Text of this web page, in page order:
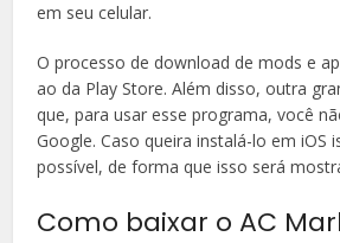
em seu celular.
O processo de download de mods e
ao da Play Store. Além disso, outra
que, para usar esse programa, você
Google. Caso queira instalá-lo em iOS
possível, de forma que isso será
Como baixar o AC